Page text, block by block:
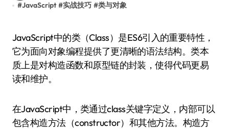
#JavaScript #实战技巧 #类与对象
JavaScript中的类（Class）是ES6引入的重要特性，
它为面向对象编程提供了更清晰的语法结构。类本
质上是对构造函数和原型链的封装，使得代码更易
读和维护。
在JavaScript中，类通过class关键字定义，内部可以
包含构造方法（constructor）和其他方法。构造方